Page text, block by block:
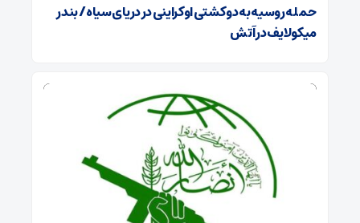
حمله روسیه به دو کشتی اوکراینی در دریای سیاه / بندر
میکولایف در آتش